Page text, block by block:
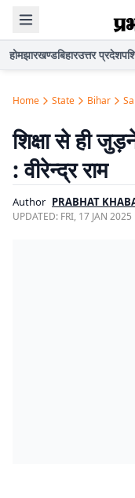
होमझारखण्डबिहारउत्तर प्रदेश
Home State Bihar
शिक्षा से ही
: वीरेन्द्र राम
Author PRABHAT
UPDATED: FRI, 17 JAN